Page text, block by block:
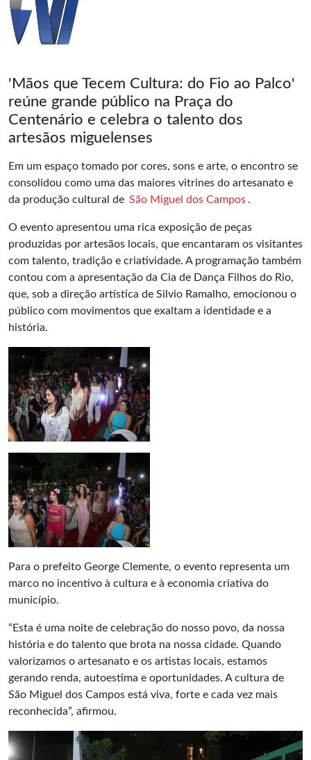
'Mãos que Tecem Cultura: do Fio ao Palco'
reúne grande público na Praça do
Centenário e celebra o talento dos
artesãos miguelenses
Em um espaço tomado por cores, sons e arte, o encontro se
consolidou como uma das maiores vitrines do artesanato e
da produção cultural de São Miguel dos Campos .
O evento apresentou uma rica exposição de peças
produzidas por artesãos locais, que encantaram os visitantes
com talento, tradição e criatividade. A programação também
contou com a apresentação da Cia de Dança Filhos do Rio,
que, sob a direção artística de Silvio Ramalho, emocionou o
público com movimentos que exaltam a identidade e a
história.
Para o prefeito George Clemente, o evento representa um
marco no incentivo à cultura e à economia criativa do
município.
“Esta é uma noite de celebração do nosso povo, da nossa
história e do talento que brota na nossa cidade. Quando
valorizamos o artesanato e os artistas locais, estamos
gerando renda, autoestima e oportunidades. A cultura de
São Miguel dos Campos está viva, forte e cada vez mais
reconhecida”, afirmou.